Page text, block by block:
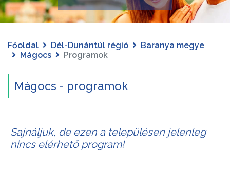
Főoldal Dél-Dunántúl régió
Baranya megye
Mágocs
Programok
Mágocs - programok
Sajnáljuk, de ezen a településen jelenleg
nincs elérhető program!